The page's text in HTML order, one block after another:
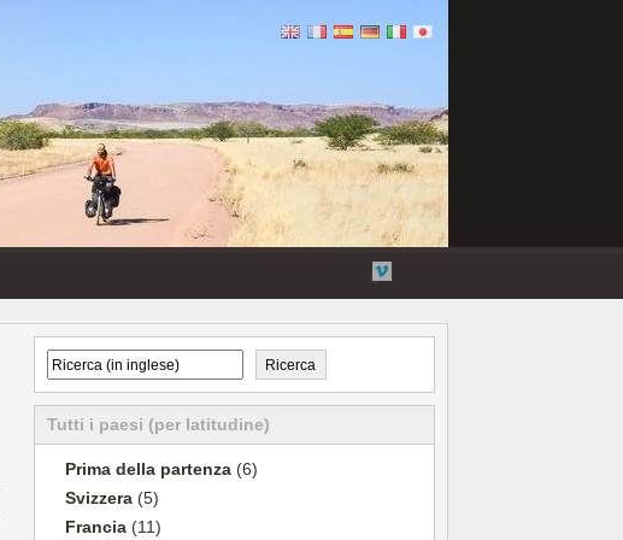
Collegamenti
Vimeo
Ricerca
Tutti i paesi (per latitudine)
Prima della partenza(6)
Svizzera(5)
Francia(11)